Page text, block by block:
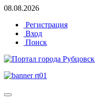
08.08.2026
Регистрация
Вход
Поиск